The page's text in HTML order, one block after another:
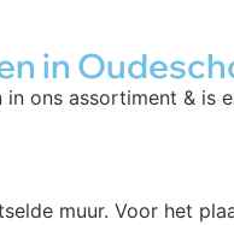
in
ons assortiment &
muur. Voor het